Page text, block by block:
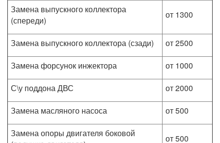
Замена выпускного коллектора
(спереди)
от 1300
Замена выпускного коллектора (сзади)
от 2500
Замена форсунок инжектора
от 1000
С\у поддона ДВС
от 2000
Замена масляного насоса
от 500
Замена опоры двигателя боковой
от 500